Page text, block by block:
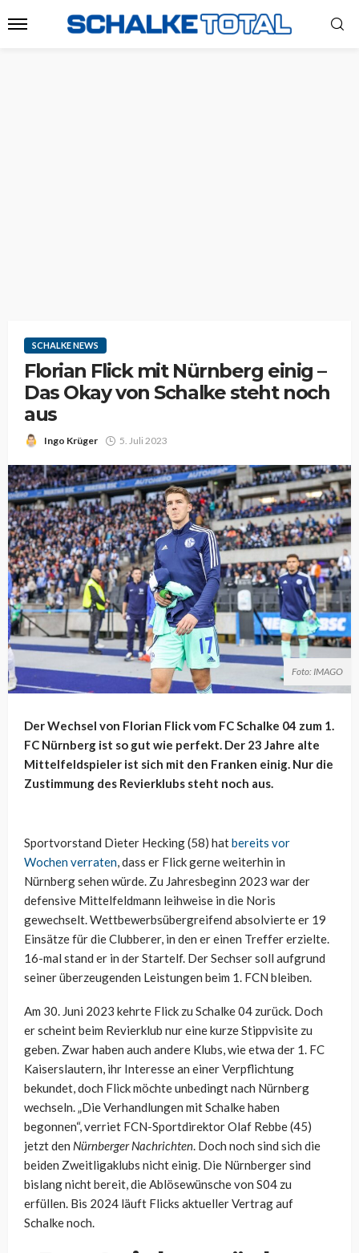
SCHALKE NEWS
Florian Flick mit Nürnberg einig –
Das Okay von Schalke steht noch
aus
Ingo Krüger 5. Juli 2023
Foto: IMAGO
Der Wechsel von Florian Flick vom FC Schalke 04 zum 1.
FC Nürnberg ist so gut wie perfekt. Der 23 Jahre alte
Mittelfeldspieler ist sich mit den Franken einig. Nur die
Zustimmung des Revierklubs steht noch aus.
Sportvorstand Dieter Hecking (58) hatbereits vor
Wochen verraten, dass er Flick gerne weiterhin in
Nürnberg sehen würde. Zu Jahresbeginn 2023 war der
defensive Mittelfeldmann leihweise in die Noris
gewechselt. Wettbewerbsübergreifend absolvierte er 19
Einsätze für die Clubberer, in den er einen Treffer erzielte.
16-mal stand er in der Startelf. Der Sechser soll aufgrund
seiner überzeugenden Leistungen beim 1. FCN bleiben.
Am 30. Juni 2023 kehrte Flick zu Schalke 04 zurück. Doch
er scheint beim Revierklub nur eine kurze Stippvisite zu
geben. Zwar haben auch andere Klubs, wie etwa der 1. FC
Kaiserslautern, ihr Interesse an einer Verpflichtung
bekundet, doch Flick möchte unbedingt nach Nürnberg
wechseln. „Die Verhandlungen mit Schalke haben
begonnen“, verriet FCN-Sportdirektor Olaf Rebbe (45)
jetzt den Nürnberger Nachrichten. Doch noch sind sich die
beiden Zweitligaklubs nicht einig. Die Nürnberger sind
bislang nicht bereit, die Ablösewünsche von S04 zu
erfüllen. Bis 2024 läuft Flicks aktueller Vertrag auf
Schalke noch.